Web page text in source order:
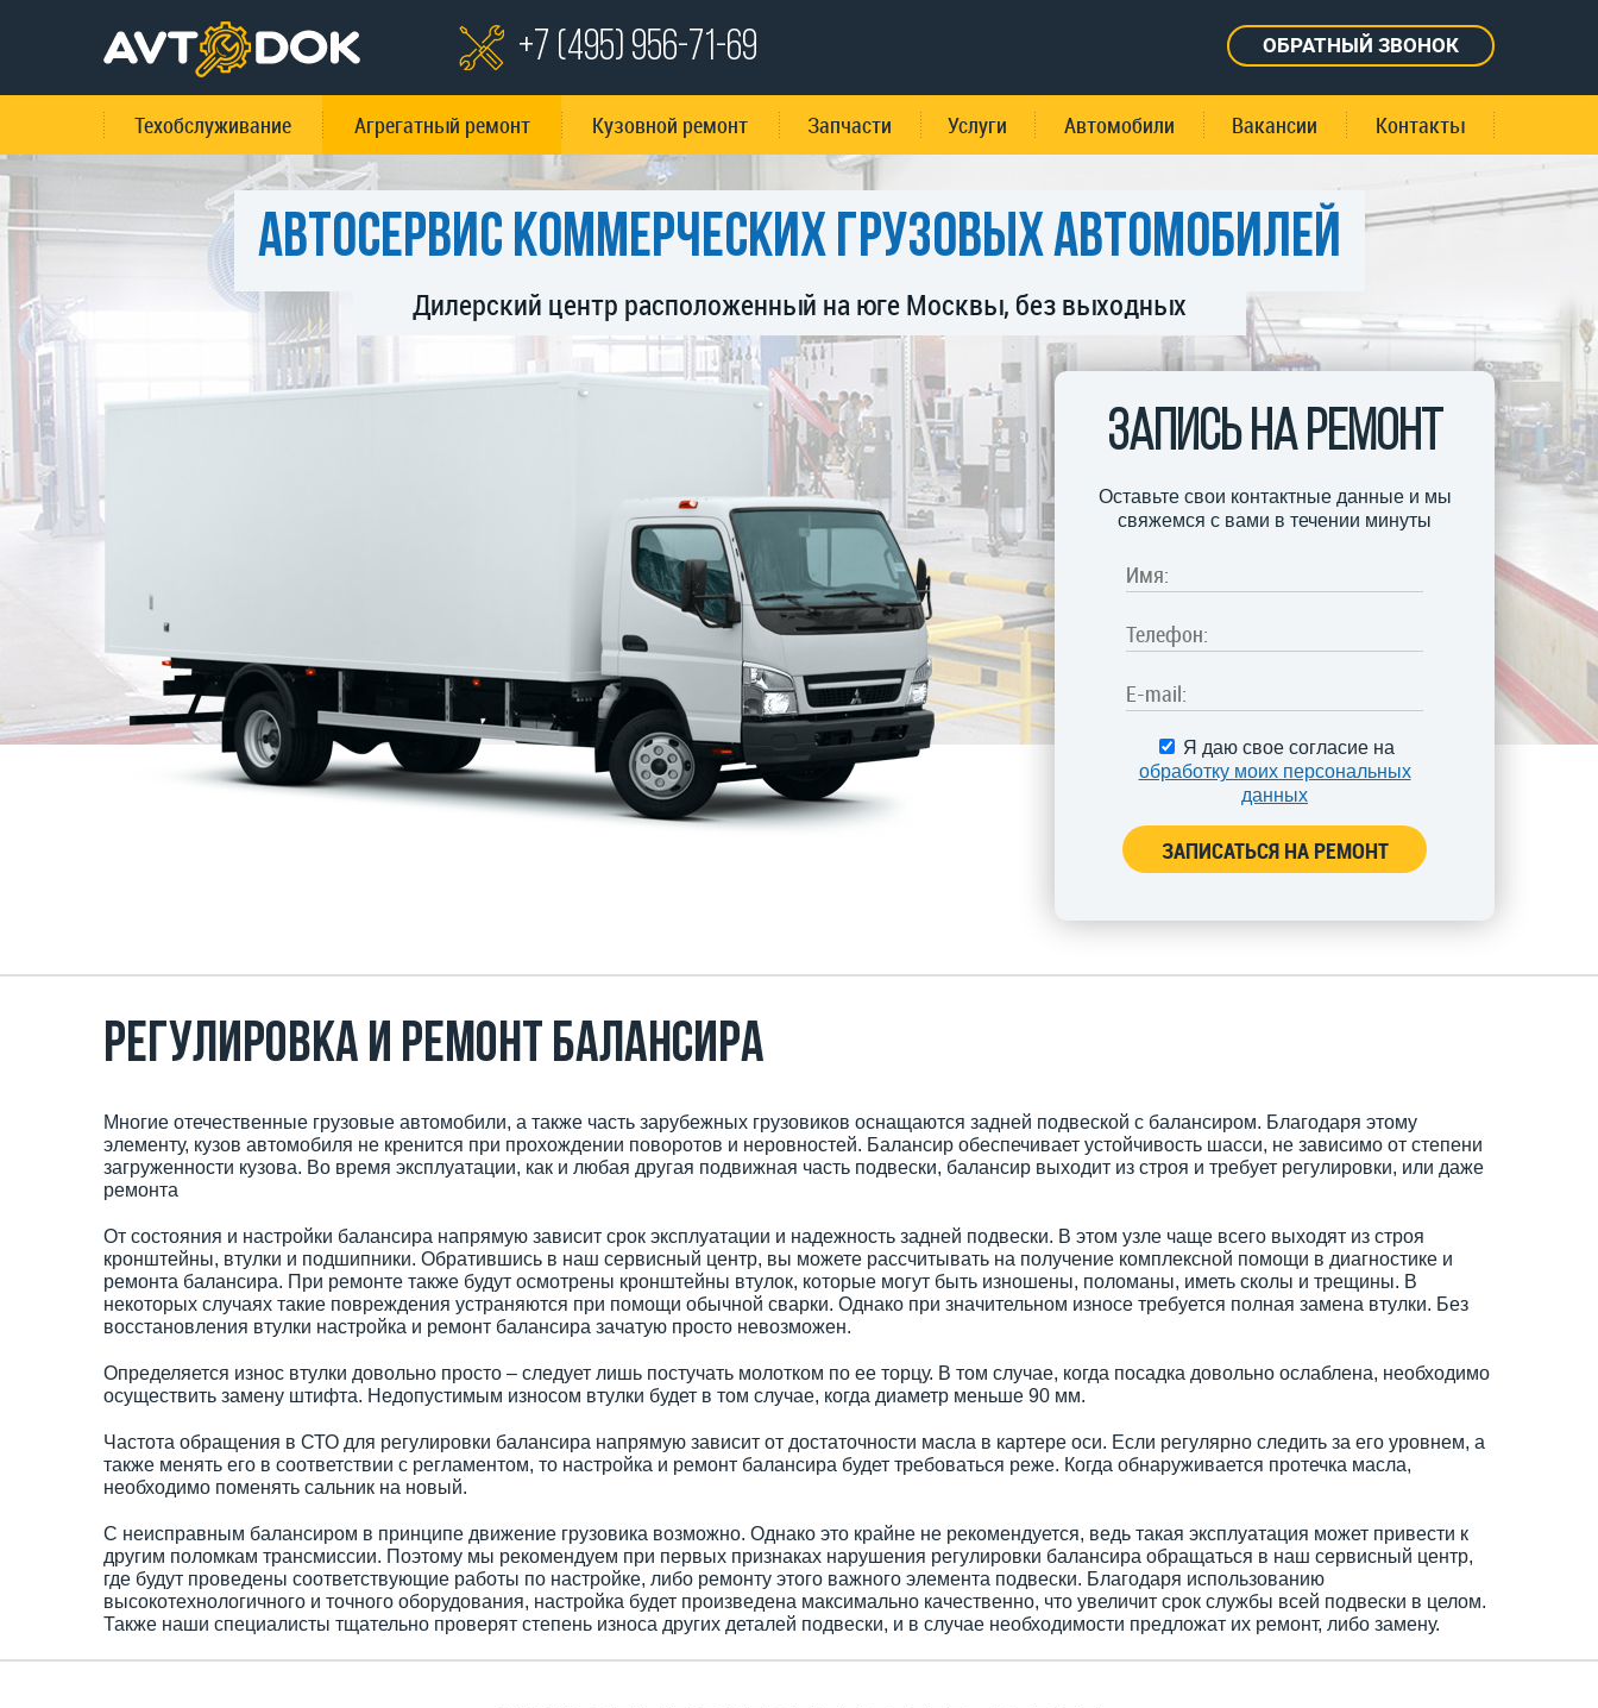
+7 (495) 956-71-69 ОБРАТНЫЙ ЗВОНОК
Техобслуживание Агрегатный ремонт Кузовной ремонт Запчасти Услуги Автомобили Вакансии Контакты
Автосервис коммерческихгрузовых автомобилей
Дилерский центр расположенный на юге Москвы, без выходных
ЗАПИСЬ НА РЕМОНТ
Оставьте свои контактные данные и мы
свяжемся с вами в течении минуты
Я даю свое согласие на
обработку моих персональных
данных
Регулировка и ремонт балансира
Многие отечественные грузовые автомобили, а также часть зарубежных грузовиков оснащаются задней подвеской с балансиром. Благодаря этому
элементу, кузов автомобиля не кренится при прохождении поворотов и неровностей. Балансир обеспечивает устойчивость шасси, не зависимо от степени
загруженности кузова. Во время эксплуатации, как и любая другая подвижная часть подвески, балансир выходит из строя и требует регулировки, или даже
ремонта
От состояния и настройки балансира напрямую зависит срок эксплуатации и надежность задней подвески. В этом узле чаще всего выходят из строя
кронштейны, втулки и подшипники. Обратившись в наш сервисный центр, вы можете рассчитывать на получение комплексной помощи в диагностике и
ремонта балансира. При ремонте также будут осмотрены кронштейны втулок, которые могут быть изношены, поломаны, иметь сколы и трещины. В
некоторых случаях такие повреждения устраняются при помощи обычной сварки. Однако при значительном износе требуется полная замена втулки. Без
восстановления втулки настройка и ремонт балансира зачатую просто невозможен.
Определяется износ втулки довольно просто – следует лишь постучать молотком по ее торцу. В том случае, когда посадка довольно ослаблена, необходимо
осуществить замену штифта. Недопустимым износом втулки будет в том случае, когда диаметр меньше 90 мм.
Частота обращения в СТО для регулировки балансира напрямую зависит от достаточности масла в картере оси. Если регулярно следить за его уровнем, а
также менять его в соответствии с регламентом, то настройка и ремонт балансира будет требоваться реже. Когда обнаруживается протечка масла,
необходимо поменять сальник на новый.
С неисправным балансиром в принципе движение грузовика возможно. Однако это крайне не рекомендуется, ведь такая эксплуатация может привести к
другим поломкам трансмиссии. Поэтому мы рекомендуем при первых признаках нарушения регулировки балансира обращаться в наш сервисный центр,
где будут проведены соответствующие работы по настройке, либо ремонту этого важного элемента подвески. Благодаря использованию
высокотехнологичного и точного оборудования, настройка будет произведена максимально качественно, что увеличит срок службы всей подвески в целом.
Также наши специалисты тщательно проверят степень износа других деталей подвески, и в случае необходимости предложат их ремонт, либо замену.